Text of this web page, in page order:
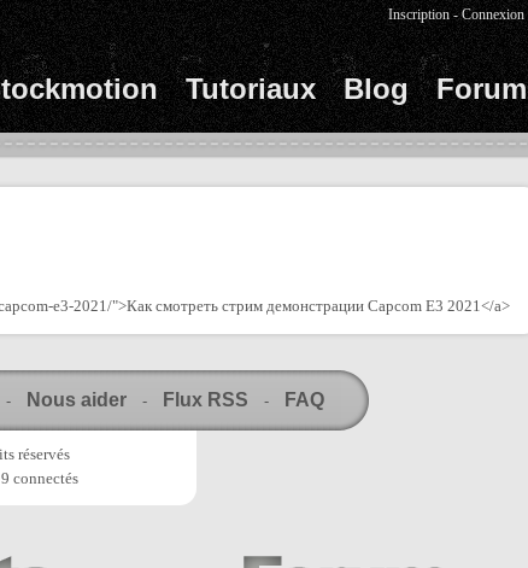
Tutoriaux Blog Forum
Inscription -Connexion
e3-2021/">Как смотреть стрим демонстрации Capcom E3 2021</a>
- Nous aider - Flux RSS - FAQ
réservés
connectés